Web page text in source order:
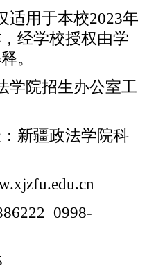
适用于本校2023年
经学校授权由学
。
学院招生办公室工
新疆政法学院科
0998-